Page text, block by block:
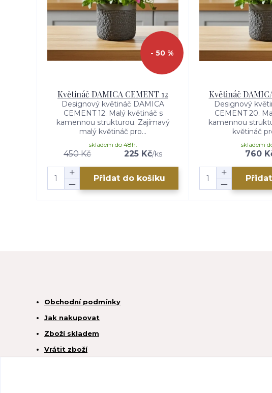
- 50 %
Květináč DAMICA CEMENT 12
Designový květináč DAMICA
CEMENT 12. Malý květináč s
kamennou strukturou. Zajímavý
malý květináč pro...
450 Kč 225 Kč/ks
skladem do 48h.
Přidat do košíku
Květináč
Designový
CEMENT 20.
kamennou
květináč
760
skladem
Obchodní podmínky
Jak nakupovat
Zboží skladem
Vrátit zboží